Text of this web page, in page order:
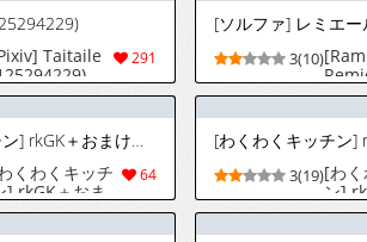
[English]
291
Taitaile
3(10)
No
[わくわくキッチン] rkGK＋おまけ漫画 (ゼンレスゾーンゼロ)
64
くわくキッチ
] rkGK＋おま
漫画 (ゼンレス
ーンゼロ)
3(19)[わ
ン]
スゾ